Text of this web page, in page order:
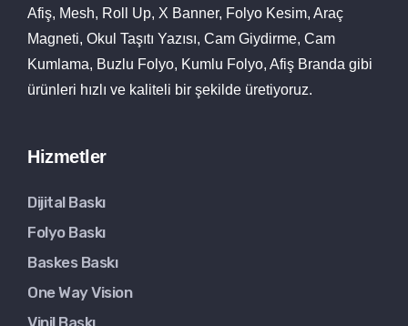
Afiş, Mesh, Roll Up, X Banner, Folyo Kesim, Araç
Magneti, Okul Taşıtı Yazısı, Cam Giydirme, Cam
Kumlama, Buzlu Folyo, Kumlu Folyo, Afiş Branda gibi
ürünleri hızlı ve kaliteli bir şekilde üretiyoruz.
Hizmetler
Dijital Baskı
Folyo Baskı
Baskes Baskı
One Way Vision
Vinil Baskı